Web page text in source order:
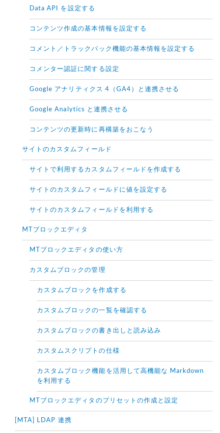
Data API を設定する
コンテンツ作成の基本情報を設定する
コメント／トラックバック機能の基本情報を設定する
コメンター認証に関する設定
Google アナリティクス 4（GA4）と連携させる
Google Analytics と連携させる
コンテンツの更新時に再構築をおこなう
サイトのカスタムフィールド
サイトで利用するカスタムフィールドを作成する
サイトのカスタムフィールドに値を設定する
サイトのカスタムフィールドを利用する
MTブロックエディタ
MTブロックエディタの使い方
カスタムブロックの管理
カスタムブロックを作成する
カスタムブロックの一覧を確認する
カスタムブロックの書き出しと読み込み
カスタムスクリプトの仕様
カスタムブロック機能を活用して高機能な Markdown
を利用する
MTブロックエディタのプリセットの作成と設定
[MTA] LDAP 連携